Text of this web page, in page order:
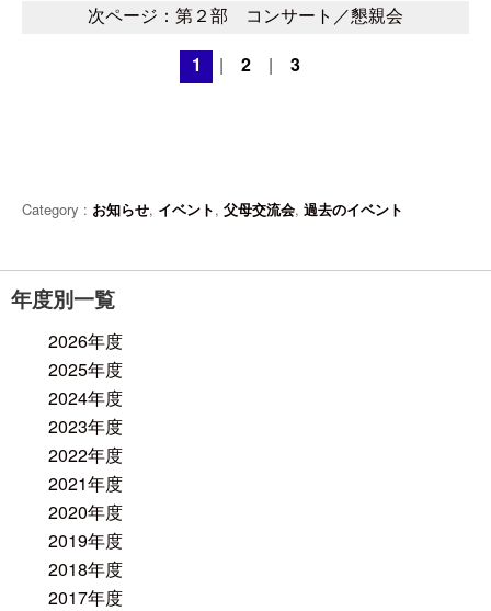
次ページ：第２部 コンサート／懇親会
1
| 2 | 3
Category : お知らせ, イベント, 父母交流会, 過去のイベント
年度別一覧
2026年度
2025年度
2024年度
2023年度
2022年度
2021年度
2020年度
2019年度
2018年度
2017年度